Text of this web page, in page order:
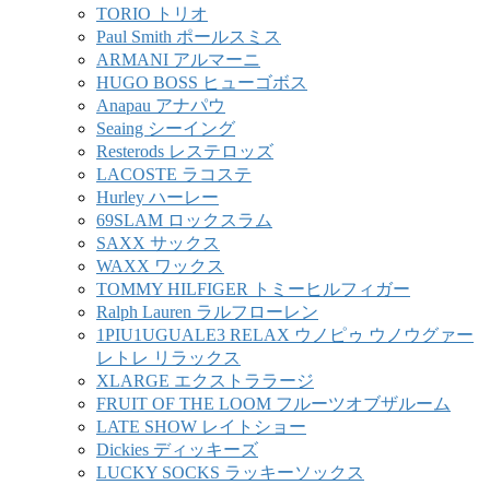
TORIO トリオ
Paul Smith ポールスミス
ARMANI アルマーニ
HUGO BOSS ヒューゴボス
Anapau アナパウ
Seaing シーイング
Resterods レステロッズ
LACOSTE ラコステ
Hurley ハーレー
69SLAM ロックスラム
SAXX サックス
WAXX ワックス
TOMMY HILFIGER トミーヒルフィガー
Ralph Lauren ラルフローレン
1PIU1UGUALE3 RELAX ウノピゥ ウノウグァー
レトレ リラックス
XLARGE エクストララージ
FRUIT OF THE LOOM フルーツオブザルーム
LATE SHOW レイトショー
Dickies ディッキーズ
LUCKY SOCKS ラッキーソックス